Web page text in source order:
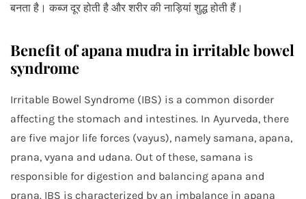
बनता है। कब्ज दूर होती है और शरीर की नाड़ियां शुद्ध होती हैं।
Benefit of apana mudra in irritable bowel
syndrome
Irritable Bowel Syndrome (IBS) is a common disorder
affecting the stomach and intestines. In Ayurveda, there
are five major life forces (vayus), namely samana, apana,
prana, vyana and udana. Out of these, samana is
responsible for digestion and balancing apana and
prana. IBS is characterized by an imbalance in apana